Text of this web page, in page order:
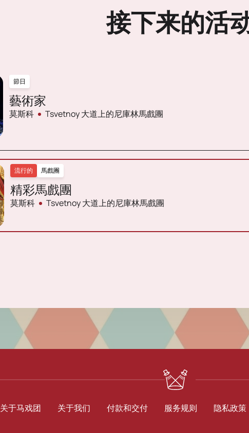
接下来的活
節日
藝術家
莫斯科 Tsvetnoy 大道上的尼庫林馬戲團
馬戲團
流行的
精彩馬戲團
莫斯科 Tsvetnoy 大道上的尼庫林馬戲團
关于马戏团 关于我们 付款和交付 服务规则 隐私政策